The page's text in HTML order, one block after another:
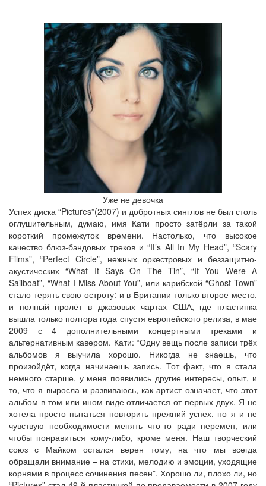
Уже не девочка
Успех диска “Pictures”(2007) и добротных синглов не был столь
оглушительным, думаю, имя Кати просто затёрли за такой
короткий промежуток времени. Настолько, что высокое
качество блюз-бэндовых треков и “It’s All In My Head”, “Scary
Films”, “Perfect Circle”, нежных оркестровых и беззащитно-
акустических “What It Says On The Tin”, “If You Were A
Sailboat”, “What I Miss About You”, или карибской “Ghost Town”
стало терять свою остроту: и в Британии только второе место,
и полный пролёт в джазовых чартах США, где пластинка
вышла только полтора года спустя европейского релиза, в мае
2009 с 4 дополнительными концертными треками и
альтернативным кавером. Кати: “Одну вещь после записи трёх
альбомов я выучила хорошо. Никогда не знаешь, что
произойдёт, когда начинаешь запись. Тот факт, что я стала
немного старше, у меня появились другие интересы, опыт, и
то, что я выросла и развиваюсь, как артист означает, что этот
альбом в том или ином виде отличается от первых двух. Я не
хотела просто пытаться повторить прежний успех, но я и не
чувствую необходимости менять что-то ради перемен, или
чтобы понравиться кому-либо, кроме меня. Наш творческий
союз с Майком остался верен тому, на что мы всегда
обращали внимание – на стихи, мелодию и эмоции, уходящие
корнями в процесс сочинения песен”. Хорошо ли, плохо ли, но